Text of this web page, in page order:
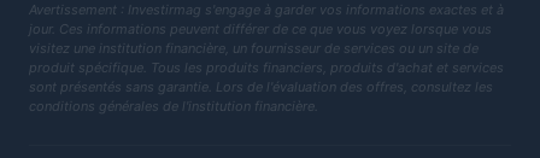
Avertissement : Investirmag s'engage à garder vos informations exactes et à
jour. Ces informations peuvent différer de ce que vous voyez lorsque vous
visitez une institution financière, un fournisseur de services ou un site de
produit spécifique. Tous les produits financiers, produits d'achat et services
sont présentés sans garantie. Lors de l'évaluation des offres, consultez les
conditions générales de l'institution financière.